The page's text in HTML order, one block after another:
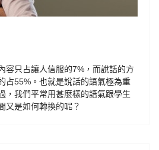
容只占讓人信服的7%，而說話的方
占55%。也就是說話的語氣極為重
，我們平常用甚麼樣的語氣跟學生
又是如何轉換的呢？